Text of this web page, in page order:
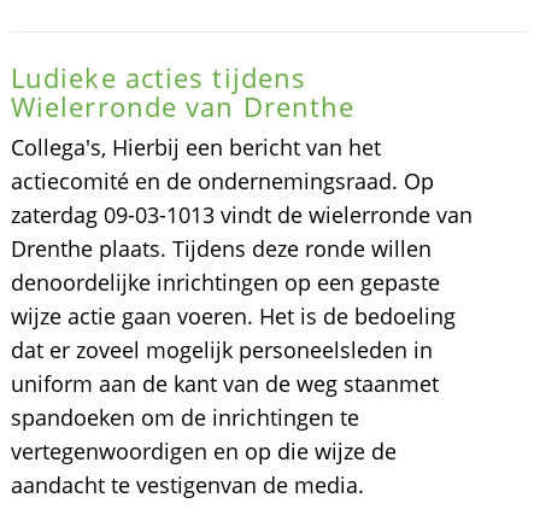
Ludieke acties tijdens
Wielerronde van Drenthe
Collega's, Hierbij een bericht van het
actiecomité en de ondernemingsraad. Op
zaterdag 09-03-1013 vindt de wielerronde van
Drenthe plaats. Tijdens deze ronde willen
denoordelijke inrichtingen op een gepaste
wijze actie gaan voeren. Het is de bedoeling
dat er zoveel mogelijk personeelsleden in
uniform aan de kant van de weg staanmet
spandoeken om de inrichtingen te
vertegenwoordigen en op die wijze de
aandacht te vestigenvan de media.